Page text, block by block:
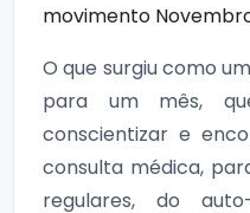
movimento
O que surgiu como
para um mês,
conscientizar e
consulta médica,
regulares, do